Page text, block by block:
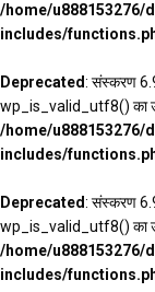
/home/u888153276/
includes/
Deprecated: संस्करण
wp_is_valid_utf8() का
/home/u888153276/
includes/
Deprecated: संस्करण
wp_is_valid_utf8() का
/home/u888153276/
includes/